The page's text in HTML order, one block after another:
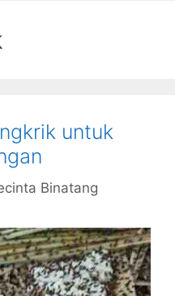
untuk
Binatang